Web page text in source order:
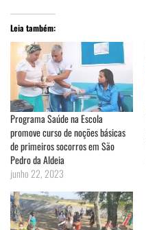
Leia também:
Programa Saúde na Escola
promove curso de noções básicas
de primeiros socorros em São
Pedro da Aldeia
junho 22, 2023